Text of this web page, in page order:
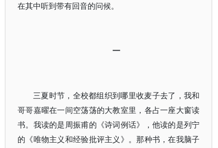
在其中听到带有回音的问候。
一
三夏时节，全校都组织到哪里收麦子去了，我和
哥哥嘉曜在一间空荡荡的大教室里，各占一座大窗读
书。我读的是周振甫的《诗词例话》，他读的是列宁
的《唯物主义和经验批评主义》。那种书，在我脑子